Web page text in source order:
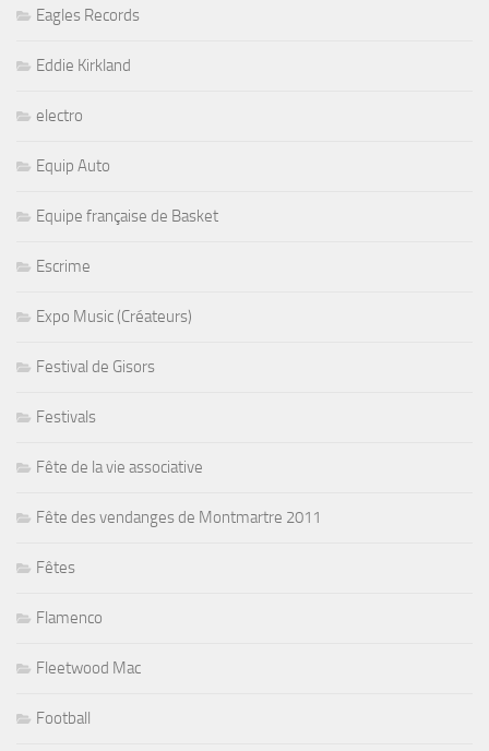
Eagles Records
Eddie Kirkland
electro
Equip Auto
Equipe française de Basket
Escrime
Expo Music (Créateurs)
Festival de Gisors
Festivals
Fête de la vie associative
Fête des vendanges de Montmartre 2011
Fêtes
Flamenco
Fleetwood Mac
Football